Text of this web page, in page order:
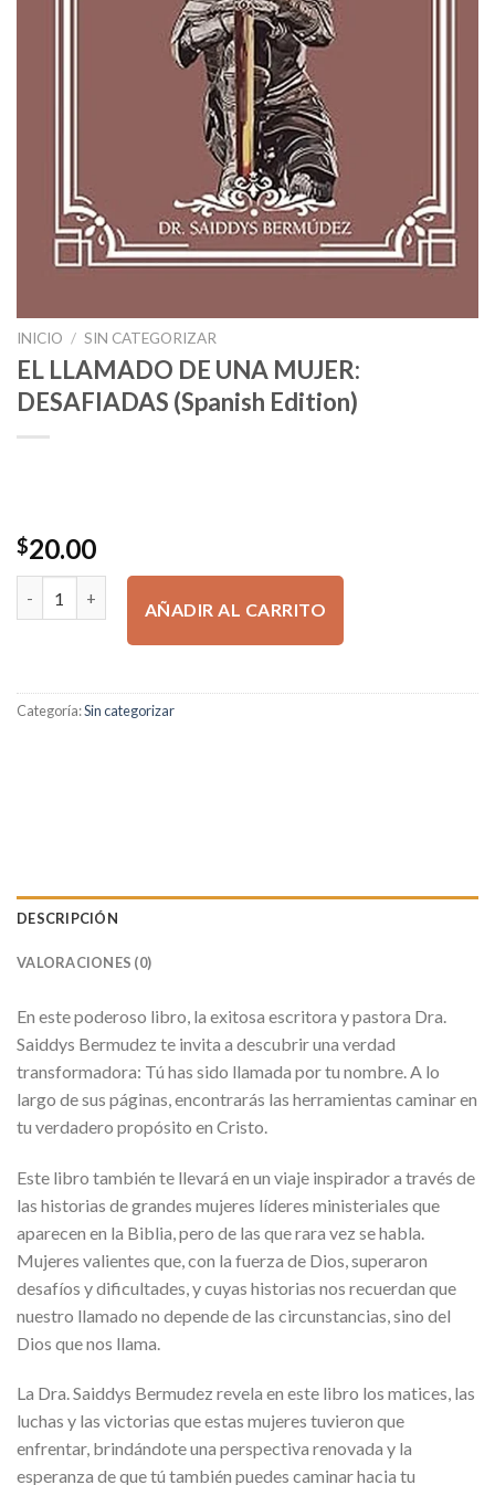
INICIO / SIN CATEGORIZAR
EL LLAMADO DE UNA MUJER:
DESAFIADAS (Spanish Edition)
$20.00
AÑADIR AL CARRITO
Categoría:Sin categorizar
DESCRIPCIÓN
VALORACIONES (0)
En este poderoso libro, la exitosa escritora y pastora Dra.
Saiddys Bermudez te invita a descubrir una verdad
transformadora: Tú has sido llamada por tu nombre . A lo
largo de sus páginas, encontrarás las herramientas caminar en
tu verdadero propósito en Cristo.
Este libro también te llevará en un viaje inspirador a través de
las historias de grandes mujeres líderes ministeriales que
aparecen en la Biblia , pero de las que rara vez se habla.
Mujeres valientes que, con la fuerza de Dios, superaron
desafíos y dificultades, y cuyas historias nos recuerdan que
nuestro llamado no depende de las circunstancias, sino del
Dios que nos llama.
La Dra. Saiddys Bermudez revela en este libro los matices, las
luchas y las victorias que estas mujeres tuvieron que
enfrentar, brindándote una perspectiva renovada y la
esperanza de que tú también puedes caminar hacia tu